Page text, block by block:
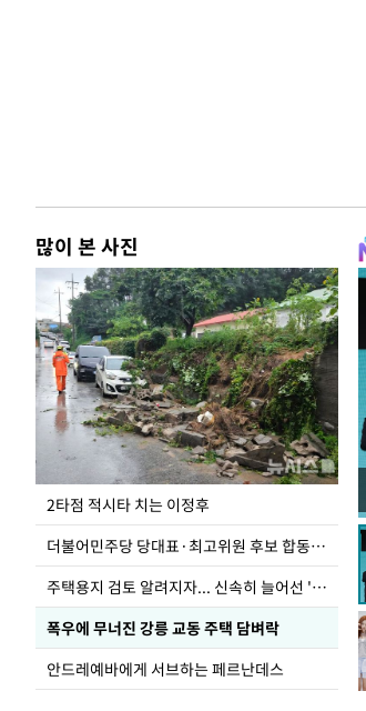
많이 본 사진
2타점 적시타 치는 이정후
더불어민주당 당대표·최고위원 후보 합동연설회
주택용지 검토 알려지자... 신속히 늘어선 '근조화환'
폭우에 무너진 강릉 교동 주택 담벼락
안드레예바에게 서브하는 페르난데스